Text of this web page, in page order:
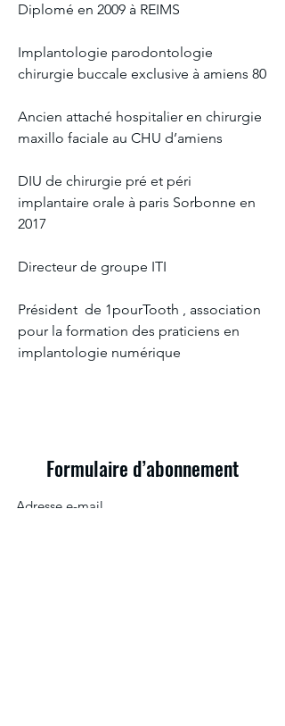
Diplomé en 2009 à REIMS
Implantologie parodontologie
chirurgie buccale exclusive à amiens 80
Ancien attaché hospitalier en chirurgie
maxillo faciale au CHU d’amiens
DIU de chirurgie pré et péri
implantaire orale à paris Sorbonne en
2017
Directeur de groupe ITI
Président  de 1pourTooth , association
pour la formation des praticiens en
implantologie numérique
Formulaire d’abonnement